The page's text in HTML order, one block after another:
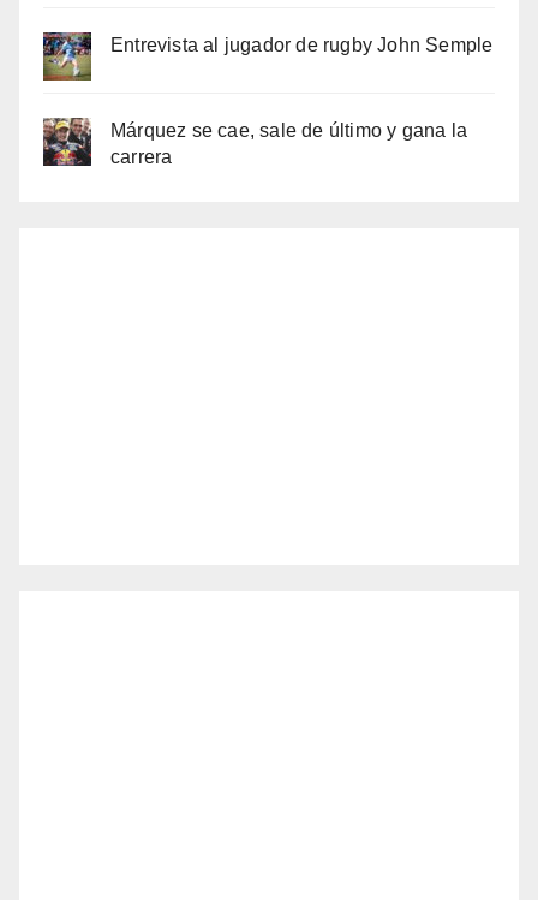
Entrevista al jugador de rugby John Semple
Márquez se cae, sale de último y gana la
carrera